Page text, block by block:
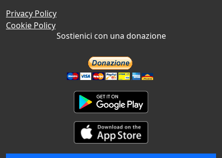
Privacy Policy
Cookie Policy
Sostienici con una donazione